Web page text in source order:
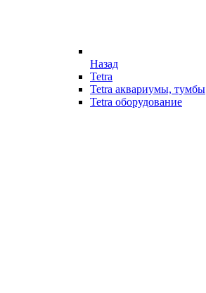
Назад
Tetra
Tetra аквариумы, тумбы
Tetra оборудование